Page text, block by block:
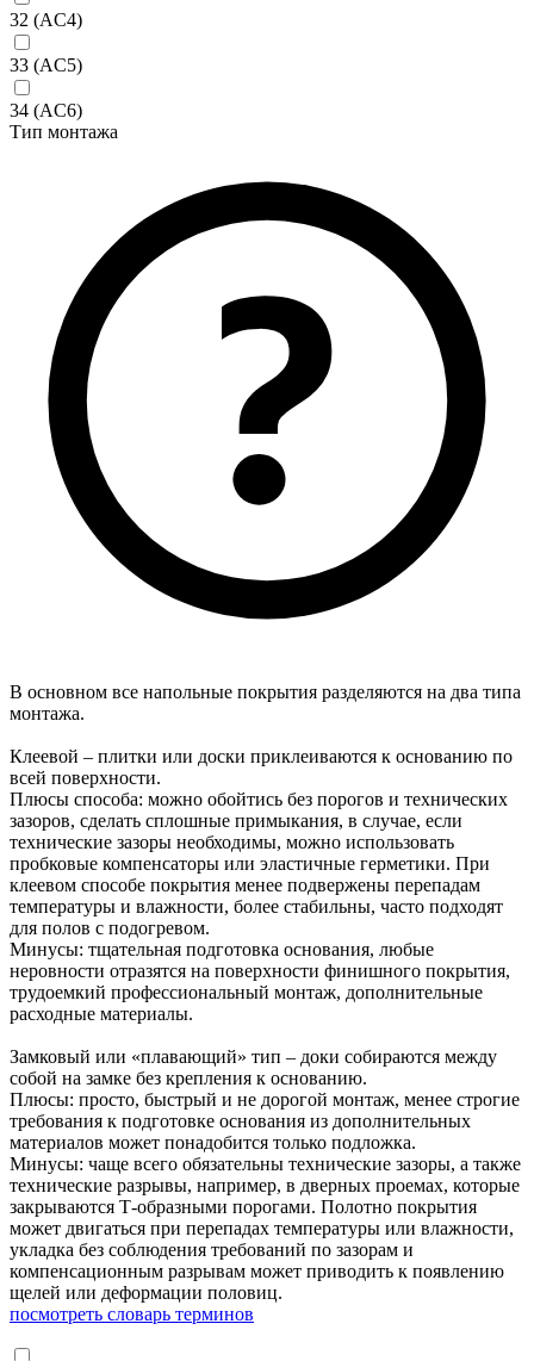
32 (AC4)
33 (AC5)
34 (AC6)
Тип монтажа
В основном все напольные покрытия разделяются на два типа
монтажа.
Клеевой – плитки или доски приклеиваются к основанию по
всей поверхности.
Плюсы способа: можно обойтись без порогов и технических
зазоров, сделать сплошные примыкания, в случае, если
технические зазоры необходимы, можно использовать
пробковые компенсаторы или эластичные герметики. При
клеевом способе покрытия менее подвержены перепадам
температуры и влажности, более стабильны, часто подходят
для полов с подогревом.
Минусы: тщательная подготовка основания, любые
неровности отразятся на поверхности финишного покрытия,
трудоемкий профессиональный монтаж, дополнительные
расходные материалы.
Замковый или «плавающий» тип – доки собираются между
собой на замке без крепления к основанию.
Плюсы: просто, быстрый и не дорогой монтаж, менее строгие
требования к подготовке основания из дополнительных
материалов может понадобится только подложка.
Минусы: чаще всего обязательны технические зазоры, а также
технические разрывы, например, в дверных проемах, которые
закрываются Т-образными порогами. Полотно покрытия
может двигаться при перепадах температуры или влажности,
укладка без соблюдения требований по зазорам и
компенсационным разрывам может приводить к появлению
щелей или деформации половиц.
посмотреть словарь терминов